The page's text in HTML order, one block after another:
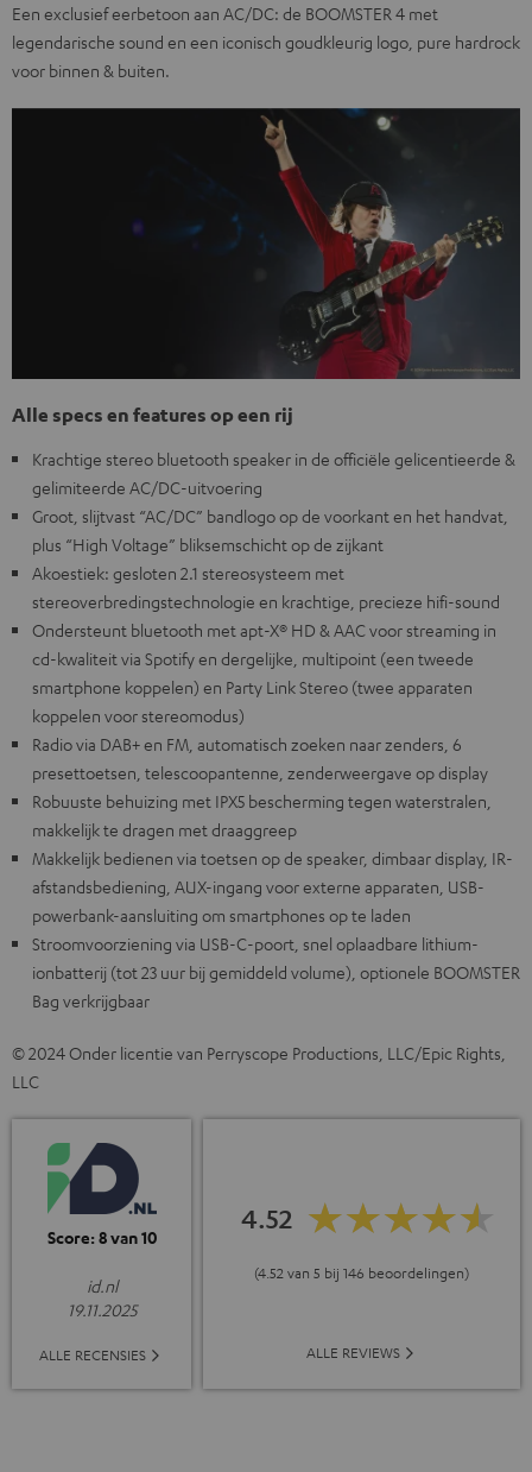
Een exclusief eerbetoon aan AC/DC: de BOOMSTER 4 met
legendarische sound en een iconisch goudkleurig logo, pure hardrock
voor binnen & buiten.
Alle specs en features op een rij
Krachtige stereo bluetooth speaker in de officiële gelicentieerde &
gelimiteerde AC/DC-uitvoering
Groot, slijtvast “AC/DC” bandlogo op de voorkant en het handvat,
plus “High Voltage” bliksemschicht op de zijkant
Akoestiek: gesloten 2.1 stereosysteem met
stereoverbredingstechnologie en krachtige, precieze hifi-sound
Ondersteunt bluetooth met apt-X® HD & AAC voor streaming in
cd-kwaliteit via Spotify en dergelijke, multipoint (een tweede
smartphone koppelen) en Party Link Stereo (twee apparaten
koppelen voor stereomodus)
Radio via DAB+ en FM, automatisch zoeken naar zenders, 6
presettoetsen, telescoopantenne, zenderweergave op display
Robuuste behuizing met IPX5 bescherming tegen waterstralen,
makkelijk te dragen met draaggreep
Makkelijk bedienen via toetsen op de speaker, dimbaar display, IR-
afstandsbediening, AUX-ingang voor externe apparaten, USB-
powerbank-aansluiting om smartphones op te laden
Stroomvoorziening via USB-C-poort, snel oplaadbare lithium-
ionbatterij (tot 23 uur bij gemiddeld volume), optionele BOOMSTER
Bag verkrijgbaar
© 2024 Onder licentie van Perryscope Productions, LLC/Epic Rights,
LLC
Score: 8 van 10
id.nl
19.11.2025
ALLE RECENSIES
4.52
(4.52 van 5 bij 146 beoordelingen)
ALLE REVIEWS